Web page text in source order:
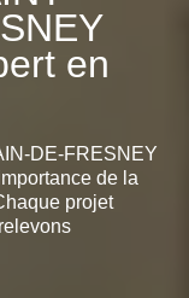
en
DE-FRESNEY
de la
projet